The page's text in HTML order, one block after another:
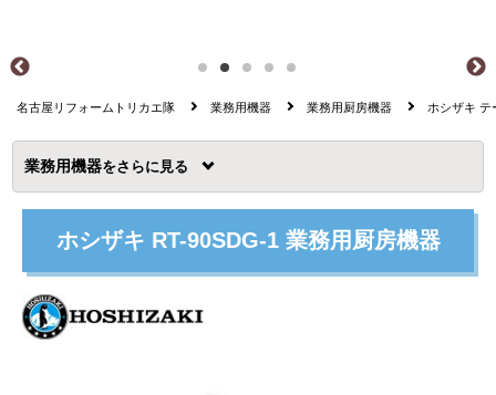
名古屋リフォームトリカエ隊 業務用機器 業務用厨房機器 ホシザキ テ
業務用機器を
ホシザキ RT-90SDG-1 業務用厨房機器